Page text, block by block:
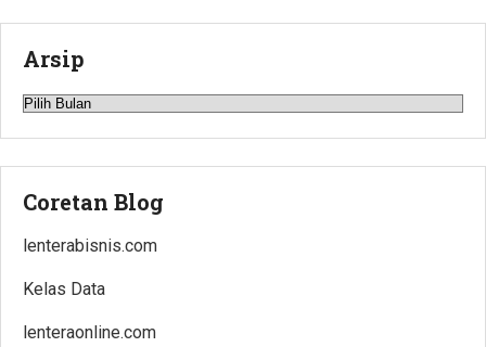
Arsip
Arsip
Coretan Blog
lenterabisnis.com
Kelas Data
lenteraonline.com